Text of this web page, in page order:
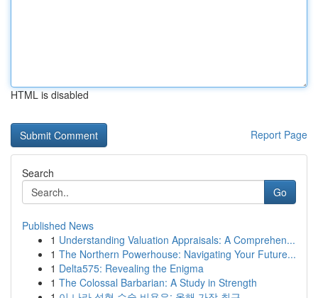
HTML is disabled
Report Page
Search
Go
Published News
1 Understanding Valuation Appraisals: A Comprehen...
1 The Northern Powerhouse: Navigating Your Future...
1 Delta575: Revealing the Enigma
1 The Colossal Barbarian: A Study in Strength